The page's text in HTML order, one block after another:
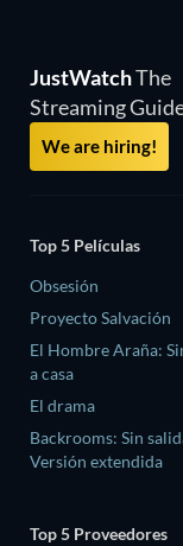
JustWatchThe
Streaming
We are hiring!
Top 5 Películas
Obsesión
Proyecto Salvación
El Hombre Araña:
a casa
El drama
Backrooms: Sin
Versión extendida
Top 5 Proveedores